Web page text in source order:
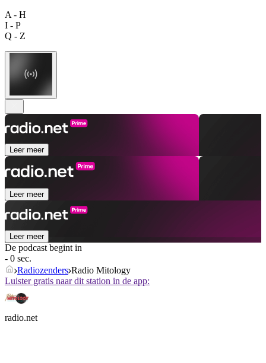
A - H
I - P
Q - Z
Leer meer
Leer meer
Leer meer
De podcast begint in
- 0 sec.
Radiozenders Radio Mitology
Luister gratis naar dit station in de app:
radio.net